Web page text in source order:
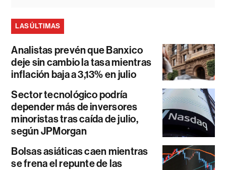
LAS ÚLTIMAS
Analistas prevén que Banxico
deje sin cambio la tasa mientras
inflación baja a 3,13% en julio
Sector tecnológico podría
depender más de inversores
minoristas tras caída de julio,
según JPMorgan
Bolsas asiáticas caen mientras
se frena el repunte de las